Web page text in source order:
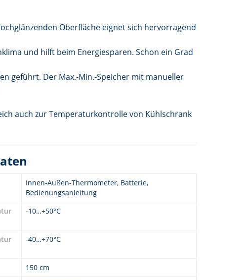
Oberfläche eignet sich hervorragend
und hilft beim Energiesparen. Schon ein Grad
geführt. Der Max.-Min.-Speicher mit manueller
auch zur Temperaturkontrolle von Kühlschrank
Innen-Außen-Thermometer, Batterie,
Bedienungsanleitung
-10…+50°C
-40…+70°C
150 cm